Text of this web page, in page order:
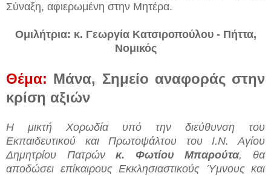
Σύναξη, αφιερωμένη στην Μητέρα.
Ομιλήτρια: κ. Γεωργία Κατσιροπούλου - Πήττα,
Νομικός
Θέμα: Μάνα, Σημείο αναφοράς στην
κρίση αξιών
Η μικτή Χορωδία υπό την διεύθυνση του
Εκπαιδευτικού και Πρωτοψάλτου του Ι.Ν. Αγίου
Δημητρίου Πατρώνκ. Φωτίου Μπαρούτα, θα
αποδώσει επίκαιρους Εκκλησιαστικούς Ύμνους και